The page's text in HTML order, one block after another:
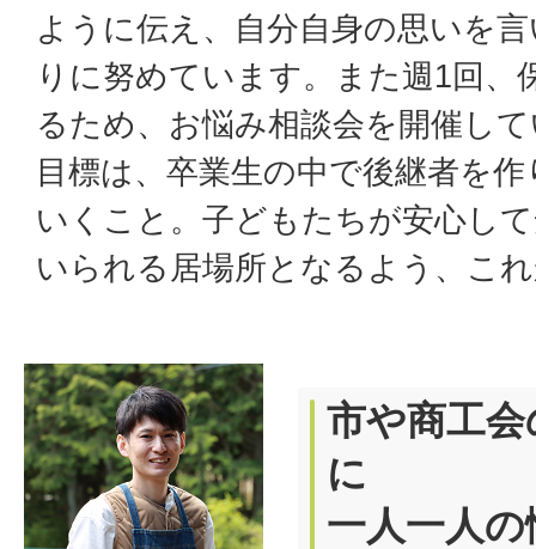
ように伝え、自分自身の思いを
りに努めています。また週1回、
るため、お悩み相談会を開催し
目標は、卒業生の中で後継者を
いくこと。子どもたちが安心し
いられる居場所となるよう、こ
市や商工
に
一人一人